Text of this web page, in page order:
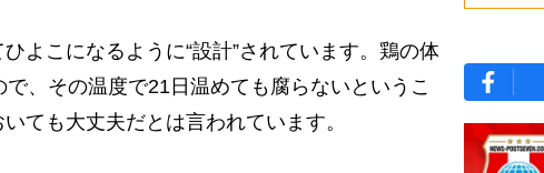
よこになるように“設計”されています。鶏の体
、その温度で21日温めても腐らないというこ
ても大丈夫だとは言われています。